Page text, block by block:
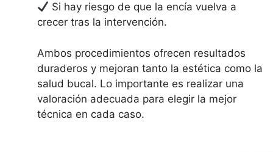
Si hay riesgo de que la encía vuelva a
crecer tras la intervención.
Ambos procedimientos ofrecen resultados
duraderos y mejoran tanto la estética como la
salud bucal. Lo importante es realizar una
valoración adecuada para elegir la mejor
técnica en cada caso.